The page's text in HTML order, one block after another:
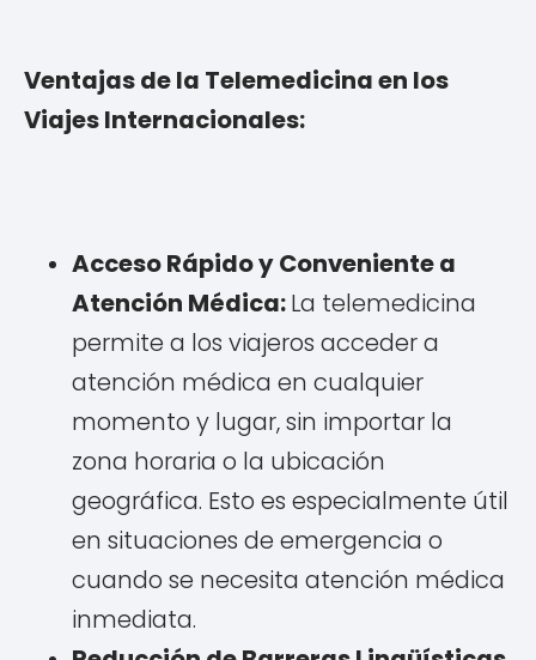
Ventajas de la Telemedicina en los
Viajes Internacionales:
Acceso Rápido y Conveniente a
Atención Médica:La telemedicina
permite a los viajeros acceder a
atención médica en cualquier
momento y lugar, sin importar la
zona horaria o la ubicación
geográfica. Esto es especialmente útil
en situaciones de emergencia o
cuando se necesita atención médica
inmediata.